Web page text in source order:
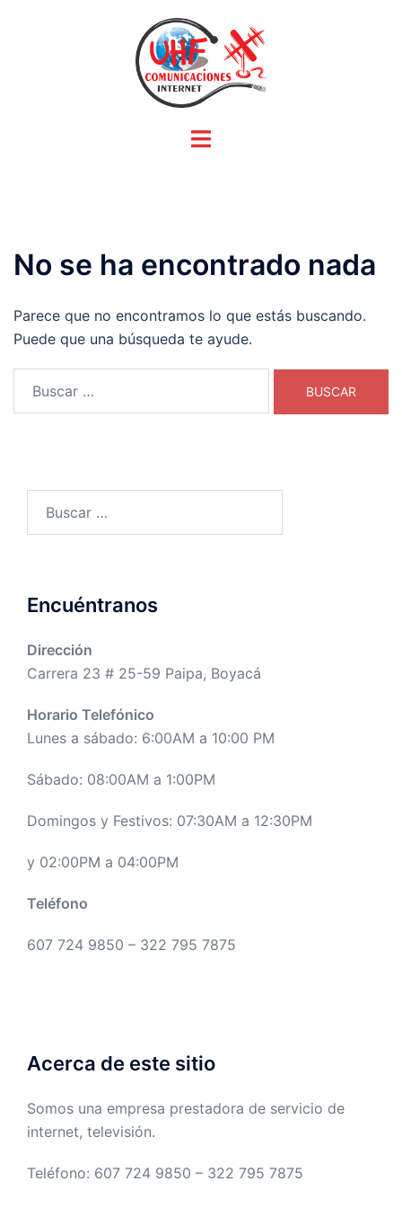
Alternar
No se ha encontrado nada
Parece que no encontramos lo que estás buscando.
Puede que una búsqueda te ayude.
Encuéntranos
Dirección
Carrera 23 # 25-59 Paipa, Boyacá
Horario Telefónico
Lunes a sábado: 6:00AM a 10:00 PM
Sábado: 08:00AM a 1:00PM
Domingos y Festivos: 07:30AM a 12:30PM
y 02:00PM a 04:00PM
Teléfono
607 724 9850 – 322 795 7875
Acerca de este sitio
Somos una empresa prestadora de servicio de
internet, televisión.
Teléfono: 607 724 9850 – 322 795 7875